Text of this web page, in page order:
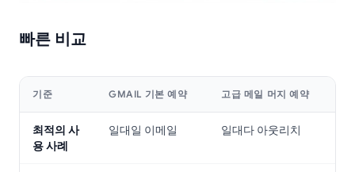
빠른 비교
기준 GMAIL 기본 예약 고급 메일 머지 예약
최적의 사
용 사례
일대일 이메일 일대다 아웃리치